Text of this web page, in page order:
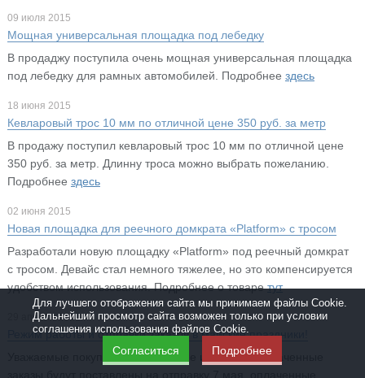
09 июля 2015
Мощная универсальная площадка под лебедку
В продаджу поступила очень мощная универсальная площадка
под лебедку для рамных автомобилей. Подробнее здесь
18 июня 2015
Кевларовый трос 10 мм по отличной цене 350 руб. за метр
В продажу поступил кевларовый трос 10 мм по отличной цене
350 руб. за метр. Длинну троса можно выбрать пожеланию.
Подробнее здесь
02 июня 2015
Новая площадка для реечного домкрата «Platform» с тросом
Разработали новую площадку «Platform» под реечный домкрат
с тросом. Девайс стал немного тяжелее, но это компенсируется
удобством использования. Подробнее о товаретут
29 апреля 2015
Режим работы и отправки заказов в майские праздники!
Уважаемые покупатели! Все новые и недавно оплаченные
Для лучшего отображения сайта мы принимаем файлы Cookie.
Дальнейший просмотр сайта возможен только при условии
соглашения использования файлов Cookie.
Согласиться Подробнее